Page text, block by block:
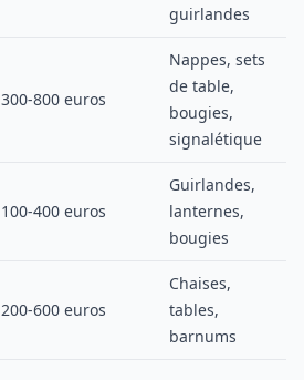
guirlandes
300-800 euros
Nappes, sets
de table,
bougies,
signalétique
100-400 euros
Guirlandes,
lanternes,
bougies
200-600 euros
Chaises,
tables,
barnums